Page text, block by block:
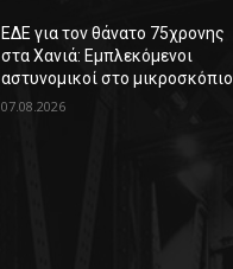
ΕΔΕ για τον θάνατο 75χρονης
στα Χανιά: Εμπλεκόμενοι
αστυνομικοί στο μικροσκόπιο
07.08.2026